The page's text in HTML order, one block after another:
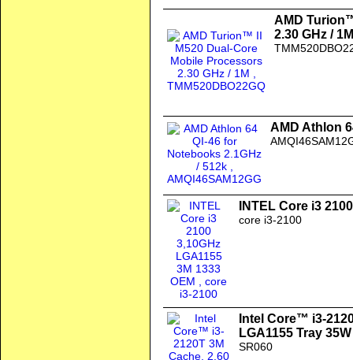
AMD
2.30 GHz / 1M
AMD Athlon
INTEL Core i3
core i3-2100
Intel Core™ i3-
LGA1155 Tray 35W
SR060